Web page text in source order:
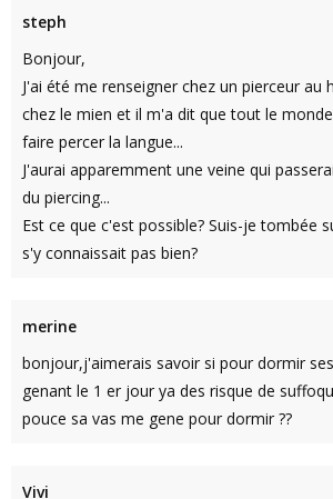
steph
Bonjour,
J'ai été me renseigner chez un pierceur au
chez le mien et il m'a dit que tout le
faire percer la langue...
J'aurai apparemment une veine qui
du piercing...
Est ce que c'est possible? Suis-je tombée
s'y connaissait pas bien?
merine
bonjour,j'aimerais savoir si pour dormir ses
genant le 1 er jour ya des risque de
pouce sa vas me gene pour dormir ??
Vivi